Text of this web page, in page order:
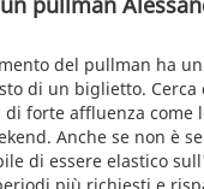
del pullman ha
di un biglietto.
forte affluenza come
Anche se non è
di essere elastico